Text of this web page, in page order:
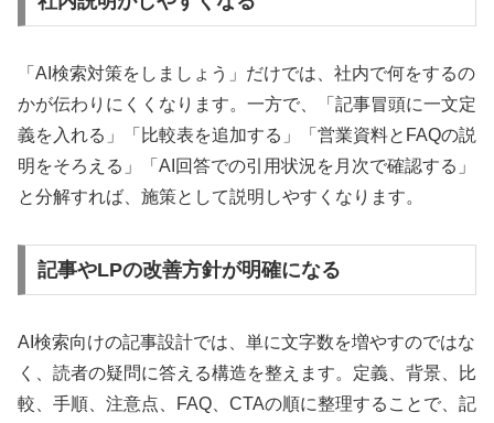
「AI検索対策をしましょう」だけでは、社内で何をするの
かが伝わりにくくなります。一方で、「記事冒頭に一文定
義を入れる」「比較表を追加する」「営業資料とFAQの説
明をそろえる」「AI回答での引用状況を月次で確認する」
と分解すれば、施策として説明しやすくなります。
記事やLPの改善方針が明確になる
AI検索向けの記事設計では、単に文字数を増やすのではな
く、読者の疑問に答える構造を整えます。定義、背景、比
較、手順、注意点、FAQ、CTAの順に整理することで、記